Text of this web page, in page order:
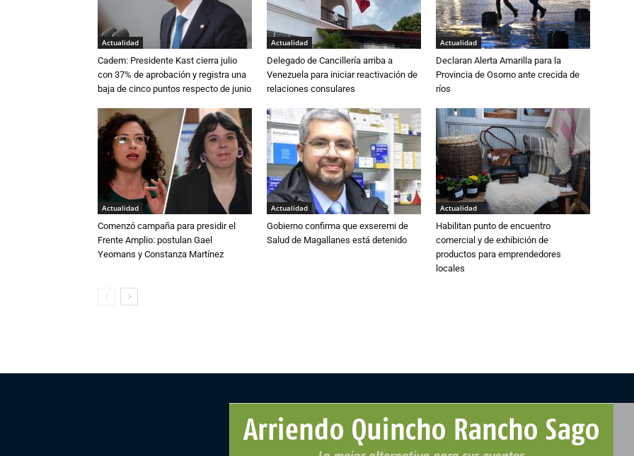
Actualidad
Cadem: Presidente Kast cierra julio
con 37% de aprobación y registra una
baja de cinco puntos respecto de junio
Actualidad
Delegado de Cancillería arriba a
Venezuela para iniciar reactivación de
relaciones consulares
Actualidad
Declaran Alerta Amarilla para la
Provincia de Osorno ante crecida de
ríos
Actualidad
Comenzó campaña para presidir el
Frente Amplio: postulan Gael
Yeomans y Constanza Martínez
Actualidad
Gobierno confirma que exseremi de
Salud de Magallanes está detenido
Actualidad
Habilitan punto de encuentro
comercial y de exhibición de
productos para emprendedores
locales